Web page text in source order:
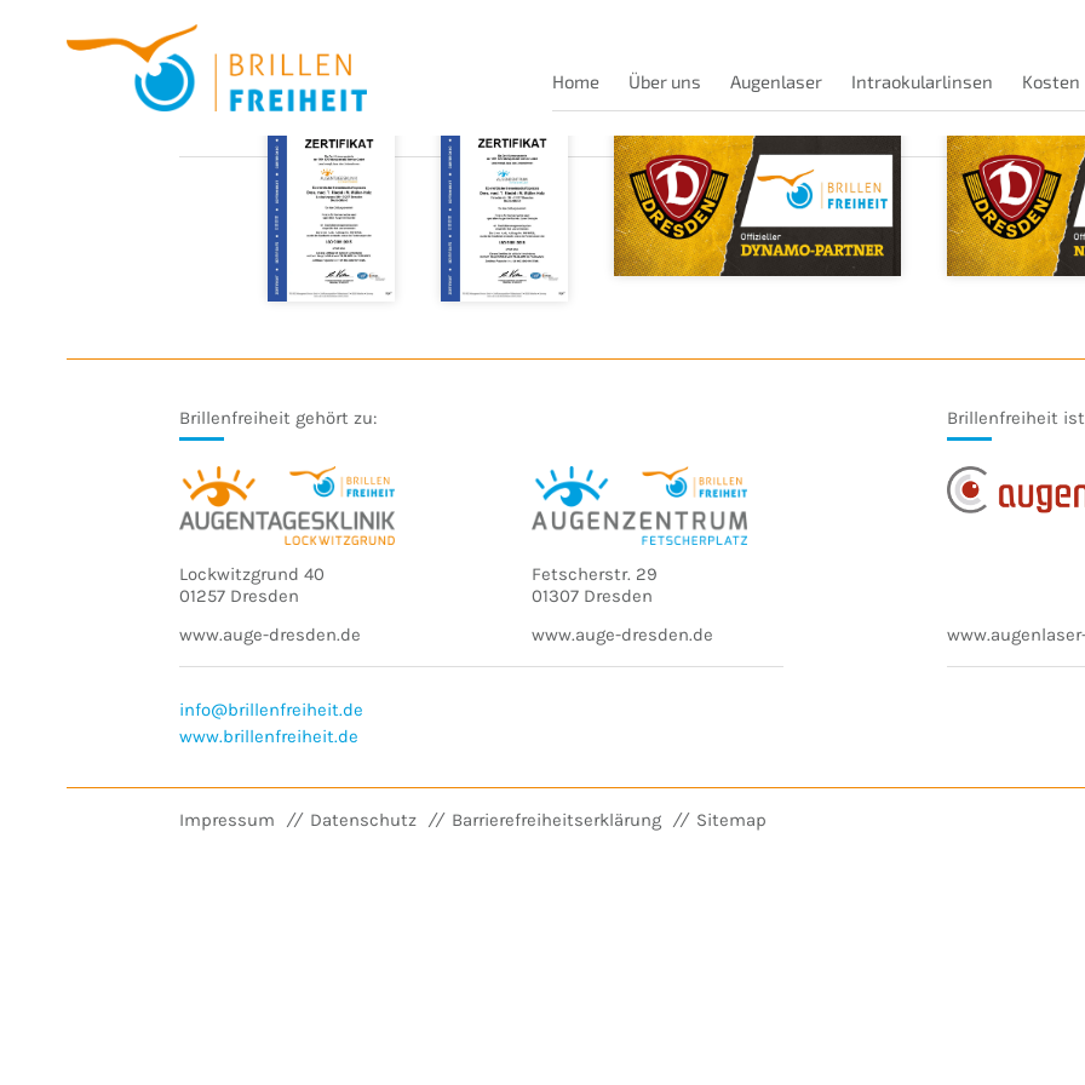
Home Über uns Augenlaser Intraokularlinsen Kosten
Brillenfreiheit gehört zu:
Lockwitzgrund 40
01257 Dresden
www.auge-dresden.de
Fetscherstr. 29
01307 Dresden
www.auge-dresden.de
Brillenfreiheit
info@brillenfreiheit.de
www.brillenfreiheit.de
Impressum Datenschutz Barrierefreiheitserklärung Sitemap